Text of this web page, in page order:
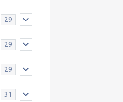
29
29
29
31